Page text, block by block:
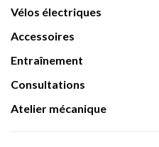
Vélos électriques
Accessoires
Entraînement
Consultations
Atelier mécanique